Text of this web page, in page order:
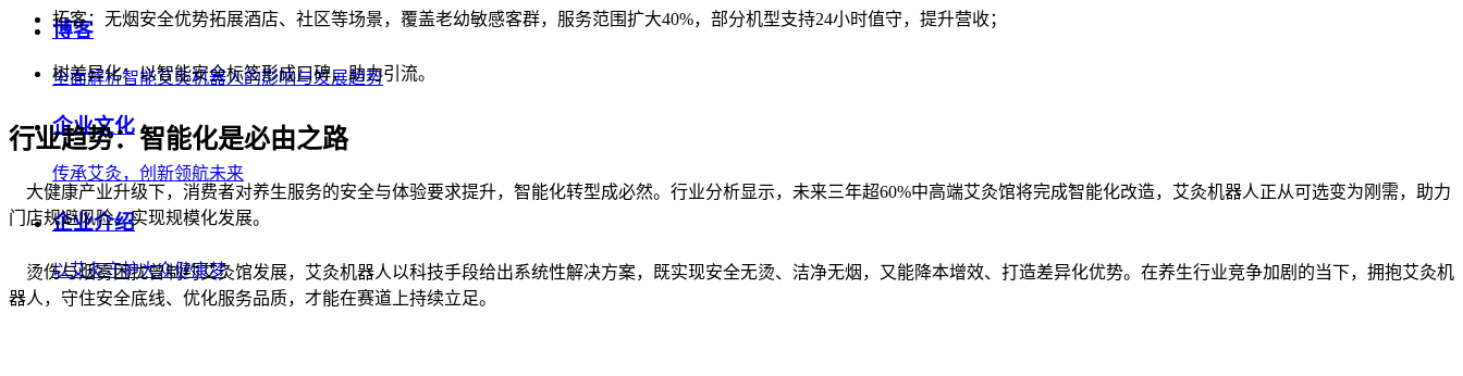
博客
全面解析智能艾灸机器人的影响与发展趋势
企业文化
传承艾灸，创新领航未来
企业介绍
以艾灸守护大众健康梦
拓客：无烟安全优势拓展酒店、社区等场景，覆盖老幼敏感客群，服务范围扩大40%，部分机型支持24小时值守，提升营收；
树差异化：以智能安全标签形成口碑，助力引流。
行业趋势：智能化是必由之路
大健康产业升级下，消费者对养生服务的安全与体验要求提升，智能化转型成必然。行业分析显示，未来三年超60%中高端艾灸馆将完成智能化改造，艾灸机器人正从可选变为刚需，助力
门店规避风险、实现规模化发展。
烫伤与烟雾困扰曾制约艾灸馆发展，艾灸机器人以科技手段给出系统性解决方案，既实现安全无烫、洁净无烟，又能降本增效、打造差异化优势。在养生行业竞争加剧的当下，拥抱艾灸机
器人，守住安全底线、优化服务品质，才能在赛道上持续立足。